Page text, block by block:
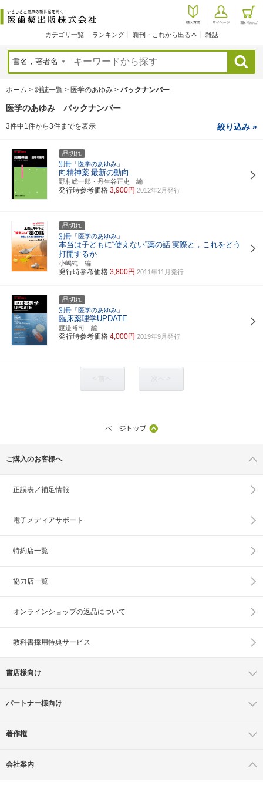
カテゴリ一覧 ランキング 新刊・これから出る本 雑誌
検索
ホーム > 雑誌一覧 > 医学のあゆみ > バックナンバー
医学のあゆみ バックナンバー
3件中1件から3件までを表示 絞り込み »
品切れ
別冊「医学のあゆみ」
向精神薬 最新の動向
野村総一郎・丹生谷正史 編
発行時参考価格 3,900円 2012年2月発行
品切れ
別冊「医学のあゆみ」
本当は子どもに“使えない”薬の話 実際と，これをどう
打開するか
小嶋純 編
発行時参考価格 3,800円 2011年11月発行
品切れ
別冊「医学のあゆみ」
臨床薬理学UPDATE
渡邉裕司 編
発行時参考価格 4,000円 2019年9月発行
ご購入のお客様へ
正誤表／補足情報
電子メディアサポート
特約店一覧
協力店一覧
オンラインショップの返品について
教科書採用特典サービス
書店様向け
パートナー様向け
著作権
会社案内